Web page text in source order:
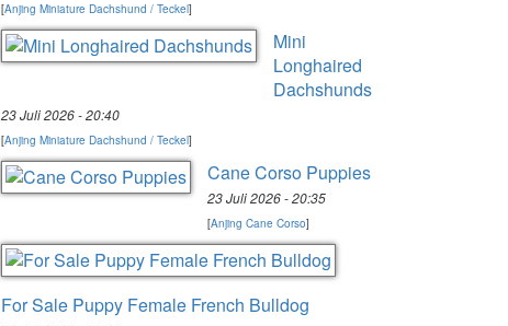
[Anjing Miniature Dachshund / Teckel]
Mini
Longhaired
Dachshunds
23 Juli 2026 - 20:40
[Anjing Miniature Dachshund / Teckel]
Cane Corso Puppies
23 Juli 2026 - 20:35
[Anjing Cane Corso]
For Sale Puppy Female French Bulldog